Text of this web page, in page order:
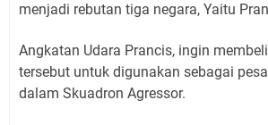
menjadi rebutan tiga negara, Yaitu
Angkatan Udara Prancis, ingin
tersebut untuk digunakan sebagai
dalam Skuadron Agressor.